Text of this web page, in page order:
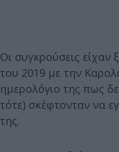
Οι συγκρούσεις είχαν
του 2019 με την
ημερολόγιο της πως
τότε) σκέφτονταν να
της.